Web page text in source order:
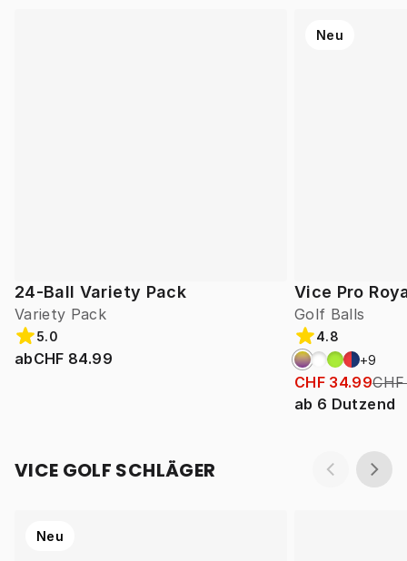
24-Ball Variety Pack
Variety Pack
5.0
abCHF 84.99
Vice Pro
Golf Balls
Neu
4.8
+9
CHF 34.99
ab 6 Dutzend
VICE GOLF SCHLÄGER
Neu